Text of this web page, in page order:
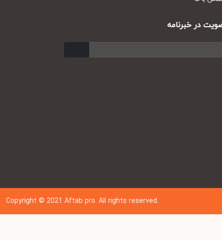
در خبرنامه
Copyright © 202 1Aftab pro. All rights reserved.